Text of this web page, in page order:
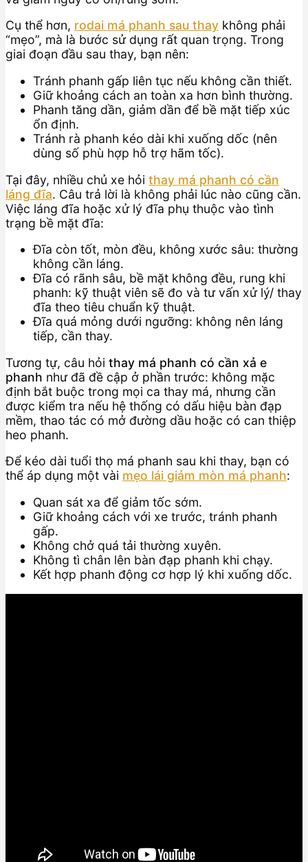
Cụ thể hơn, rodai má phanh sau thay không phải
“mẹo”, mà là bước sử dụng rất quan trọng. Trong
giai đoạn đầu sau thay, bạn nên:
Tránh phanh gấp liên tục nếu không cần thiết.
Giữ khoảng cách an toàn xa hơn bình thường.
Phanh tăng dần, giảm dần để bề mặt tiếp xúc
ổn định.
Tránh rà phanh kéo dài khi xuống dốc (nên
dùng số phù hợp hỗ trợ hãm tốc).
Tại đây, nhiều chủ xe hỏi thay má phanh có cần
láng đĩa. Câu trả lời là không phải lúc nào cũng cần.
Việc láng đĩa hoặc xử lý đĩa phụ thuộc vào tình
trạng bề mặt đĩa:
Đĩa còn tốt, mòn đều, không xước sâu: thường
không cần láng.
Đĩa có rãnh sâu, bề mặt không đều, rung khi
phanh: kỹ thuật viên sẽ đo và tư vấn xử lý/ thay
đĩa theo tiêu chuẩn kỹ thuật.
Đĩa quá mỏng dưới ngưỡng: không nên láng
tiếp, cần thay.
Tương tự, câu hỏi thay má phanh có cần xả e
phanh như đã đề cập ở phần trước: không mặc
định bắt buộc trong mọi ca thay má, nhưng cần
được kiểm tra nếu hệ thống có dấu hiệu bàn đạp
mềm, thao tác có mở đường dầu hoặc có can thiệp
heo phanh.
Để kéo dài tuổi thọ má phanh sau khi thay, bạn có
thể áp dụng một vài mẹo lái giảm mòn má phanh:
Quan sát xa để giảm tốc sớm.
Giữ khoảng cách với xe trước, tránh phanh
gấp.
Không chở quá tải thường xuyên.
Không tì chân lên bàn đạp phanh khi chạy.
Kết hợp phanh động cơ hợp lý khi xuống dốc.